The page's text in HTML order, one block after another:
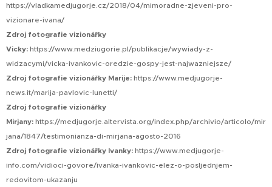
https://vladkamedjugorje.cz/2018/04/mimoradne-zjeveni-pro-
vizionare-ivana/
Zdroj fotografie vizionářky
Vicky: https://www.medziugorie.pl/publikacje/wywiady-z-
widzacymi/vicka-ivankovic-oredzie-gospy-jest-najwazniejsze/
Zdroj fotografie vizionářky Marije: https://www.medjugorje-
news.it/marija-pavlovic-lunetti/
Zdroj fotografie vizionářky
Mirjany: https://medjugorje.altervista.org/index.php/archivio/articolo/mir
jana/1847/testimonianza-di-mirjana-agosto-2016
Zdroj fotografie vizionářky Ivanky: https://www.medjugorje-
info.com/vidioci-govore/ivanka-ivankovic-elez-o-posljednjem-
redovitom-ukazanju